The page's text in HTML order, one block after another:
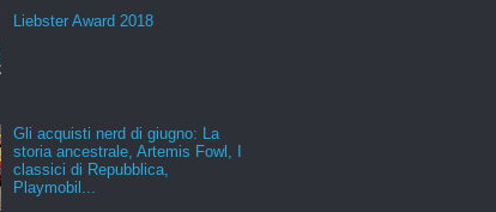
Liebster Award 2018
Gli acquisti nerd di giugno: La
storia ancestrale, Artemis Fowl, I
classici di Repubblica,
Playmobil...